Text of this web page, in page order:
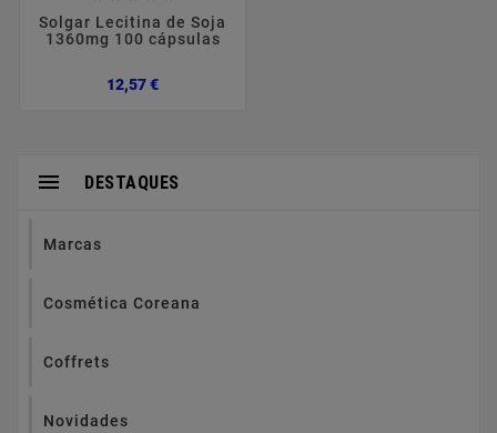
Solgar Lecitina de Soja
1360mg 100 cápsulas
12,57 €Preço
DESTAQUES

Marcas
Cosmética Coreana
Coffrets
Novidades